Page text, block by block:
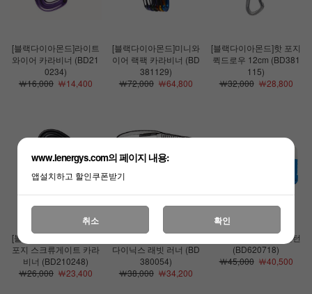
[블랙다이아몬드]라이트
와이어 카라비너 (BD21
0234)
￦16,000￦14,400
[블랙다이아몬드]미니와
이어 랙팩 카라비너 (BD
381129)
￦72,000￦64,800
[블랙다이아몬드]핫 포지
퀵드로우 12cm (BD381
115)
￦32,000￦28,800
[블랙다이아몬드]라이트
포지 스크류게이트 카라
비너 (BD210248)
￦26,000￦23,400
[블랙다이아몬드]13mm
다이닉스 래빗 러너 (BD
380054)
￦38,000￦34,200
[블랙다이아몬드]짚 랜턴
(BD620718)
￦45,000￦40,500
www.lenergys.com의 페이지 내용:
앱설치하고 할인쿠폰받기
취소 확인